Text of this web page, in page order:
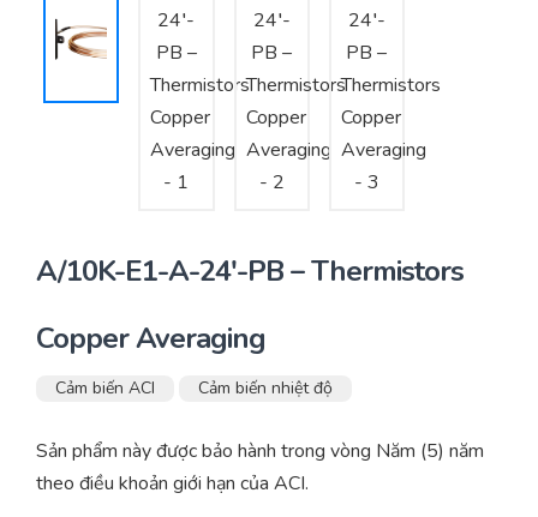
Thi công – Lắp đặt hệ thống HVAC
A/10K-E1-A-24′-PB – Thermistors
Copper Averaging
Cảm biến ACI Cảm biến nhiệt độ
Sản phẩm này được bảo hành trong vòng Năm (5) năm
theo điều khoản giới hạn của ACI.